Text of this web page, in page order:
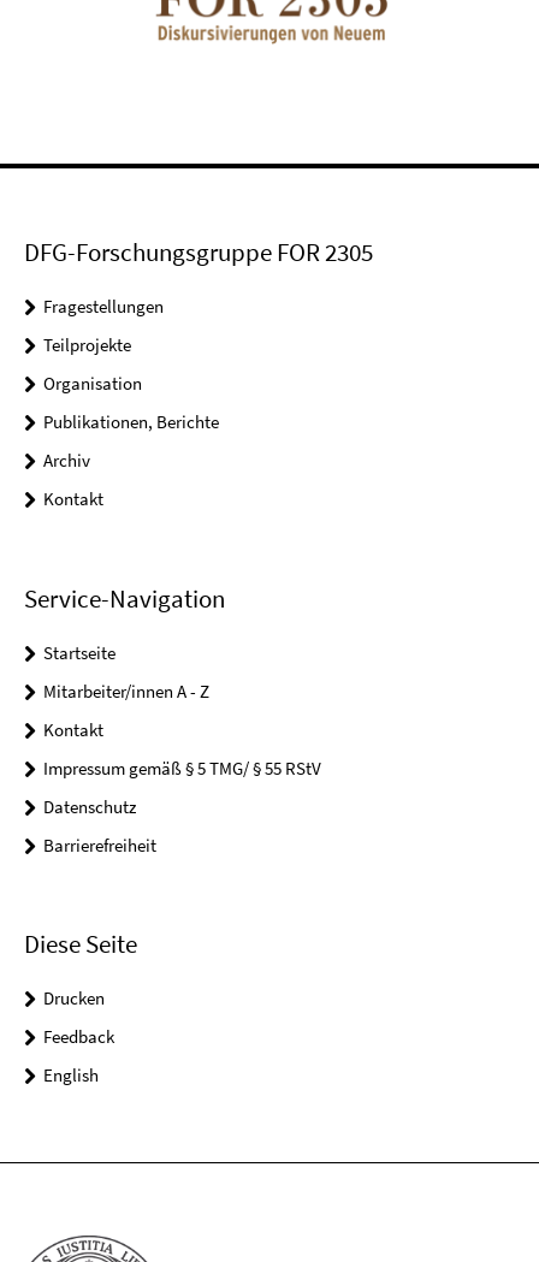
DFG-Forschungsgruppe FOR 2305
Fragestellungen
Teilprojekte
Organisation
Publikationen, Berichte
Archiv
Kontakt
Service-Navigation
Startseite
Mitarbeiter/innen A - Z
Kontakt
Impressum gemäß § 5 TMG/ § 55 RStV
Datenschutz
Barrierefreiheit
Diese Seite
Drucken
Feedback
English